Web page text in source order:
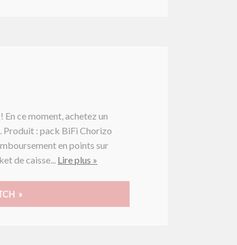
ce moment, achetez un
Produit : pack BiFi Chorizo
en points sur
de caisse... Lire plus »
»